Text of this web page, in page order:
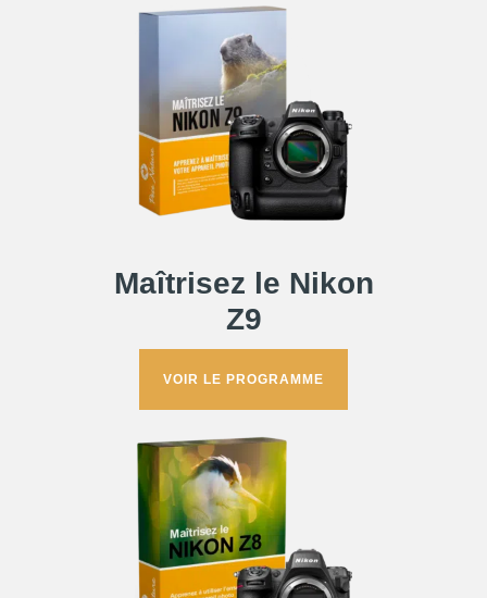
Maîtrisez le Nikon
Z9
VOIR LE PROGRAMME